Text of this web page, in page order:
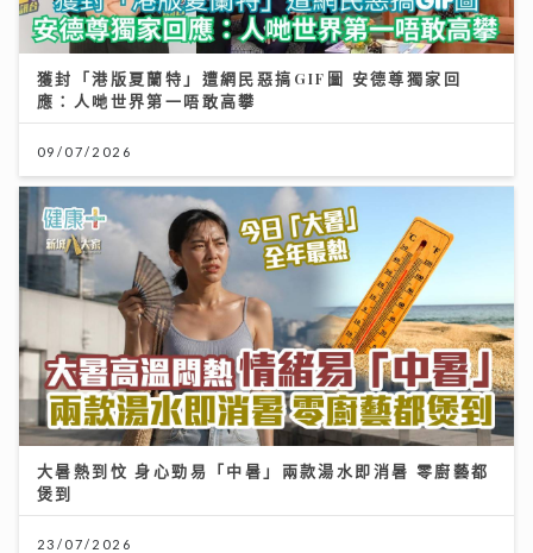
獲封「港版夏蘭特」遭網民惡搞GIF圖 安德尊獨家回
應：人哋世界第一唔敢高攀
09/07/2026
大暑熱到忟 身心勁易「中暑」兩款湯水即消暑 零廚藝都
煲到
23/07/2026